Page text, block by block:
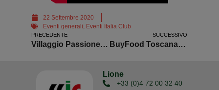
22 Settembre 2020
Eventi generali, Eventi Italia Club
PRECEDENTE
Villaggio Passione Italiana Lyon 2020
SUCCESSIVO
BuyFood Toscana 2020
Lione
+33 (0)4 72 00 32 40